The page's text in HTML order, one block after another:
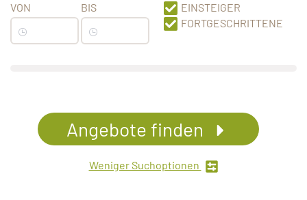
VON
BIS
EINSTEIGER
FORTGESCHRITTENE
Angebote finden
Weniger Suchoptionen